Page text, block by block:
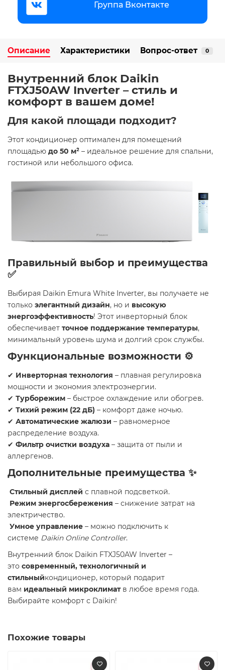
Группа Вконтакте
Описание Характеристики Вопрос-ответ 0
Внутренний блок Daikin
FTXJ50AW Inverter – стиль и
комфорт в вашем доме! ️
Для какой площади подходит?
Этот кондиционер оптимален для помещений
площадью до 50 м² – идеальное решение для спальни,
гостиной или небольшого офиса.
Правильный выбор и преимущества
✅
Выбирая Daikin Emura White Inverter, вы получаете не
только элегантный дизайн, но и высокую
энергоэффективность! Этот инверторный блок
обеспечивает точное поддержание температуры,
минимальный уровень шума и долгий срок службы.
Функциональные возможности ⚙️
✔ Инверторная технология – плавная регулировка
мощности и экономия электроэнергии.
✔ Турборежим – быстрое охлаждение или обогрев.
✔ Тихий режим (22 дБ) – комфорт даже ночью.
✔ Автоматические жалюзи – равномерное
распределение воздуха.
✔ Фильтр очистки воздуха – защита от пыли и
аллергенов.
Дополнительные преимущества ✨
Стильный дисплей с плавной подсветкой.
Режим энергосбережения – снижение затрат на
электричество.
Умное управление – можно подключить к
системе Daikin Online Controller.
Внутренний блок Daikin FTXJ50AW Inverter –
это современный, технологичный и
стильныйкондиционер, который подарит
вам идеальный микроклиматв любое время года.
Выбирайте комфорт с Daikin!
Похожие товары